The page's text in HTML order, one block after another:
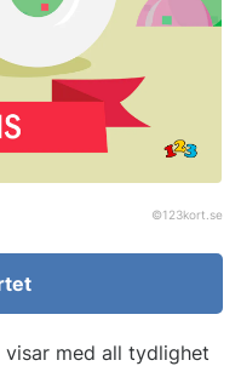
©123kort.se
med all tydlighet